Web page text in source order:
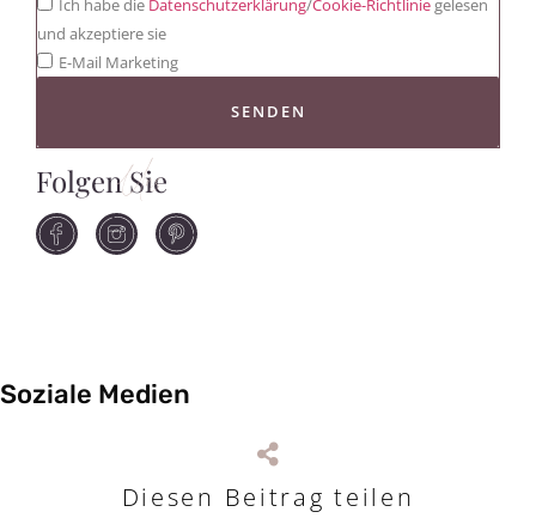
Ich habe die Datenschutzerklärung/Cookie-Richtliniegelesen
und akzeptiere sie
E-Mail Marketing
SENDEN
Folgen Sie
Uns
Soziale Medien
Diesen Beitrag teilen